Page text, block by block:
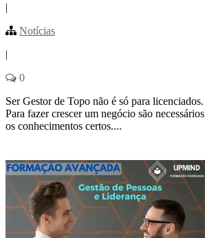
|
Notícias
|
0
Ser Gestor de Topo não é só para licenciados.
Para fazer crescer um negócio são necessários
os conhecimentos certos....